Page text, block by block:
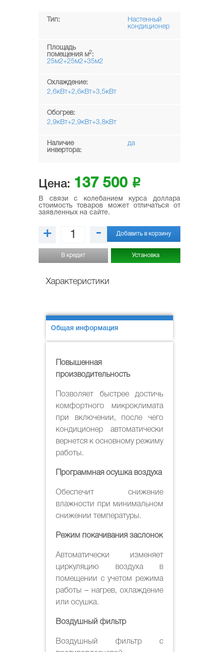
Тип:
Настенный
кондиционер
Площадь
помещения м2:
25м2+25м2+35м2
Охлаждение:
2,6кВт+2,6кВт+3,5кВт
Обогрев:
2,9кВт+2,9кВт+3,8кВт
Наличие
инвертора:
да
Цена: 137 500 i
В связи с колебанием курса доллара
стоимость товаров может отличаться от
заявленных на сайте.
+ - Добавить в корзину
В кредит Установка
Характеристики
Общая информация
Повышенная
производительность
Позволяет быстрее достичь
комфортного микроклимата
при включении, после чего
кондиционер автоматически
вернется к основному режиму
работы.
Программная осушка воздуха
Обеспечит снижение
влажности при минимальном
снижении температуры.
Режим покачивания заслонок
Автоматически изменяет
циркуляцию воздуха в
помещении с учетом режима
работы – нагрев, охлаждение
или осушка.
Воздушный фильтр
Воздушный фильтр с